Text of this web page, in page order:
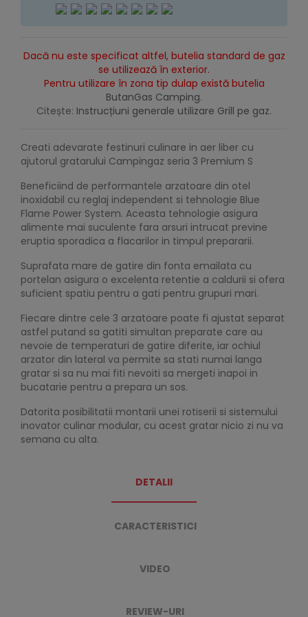
Dacă nu este specificat altfel, butelia standard de gaz
se utilizează în exterior.
Pentru utilizare în zona tip dulap există butelia
ButanGas Camping.
Citește: Instrucțiuni generale utilizare Grill pe gaz.
Creati adevarate festinuri culinare in aer liber cu
ajutorul gratarului Campingaz seria 3 Premium S
Beneficiind de performantele arzatoare din otel
inoxidabil cu reglaj independent si tehnologie Blue
Flame Power System. Aceasta tehnologie asigura
alimente mai suculente fara arsuri intrucat previne
eruptia sporadica a flacarilor in timpul prepararii.
Suprafata mare de gatire din fonta emailata cu
portelan asigura o excelenta retentie a caldurii si ofera
suficient spatiu pentru a gati pentru grupuri mari.
Fiecare dintre cele 3 arzatoare poate fi ajustat separat
astfel putand sa gatiti simultan preparate care au
nevoie de temperaturi de gatire diferite, iar ochiul
arzator din lateral va permite sa stati numai langa
gratar si sa nu mai fiti nevoiti sa mergeti inapoi in
bucatarie pentru a prepara un sos.
Datorita posibilitatii montarii unei rotiserii si sistemului
inovator culinar modular, cu acest gratar nicio zi nu va
semana cu alta.
DETALII
CARACTERISTICI
VIDEO
REVIEW-URI